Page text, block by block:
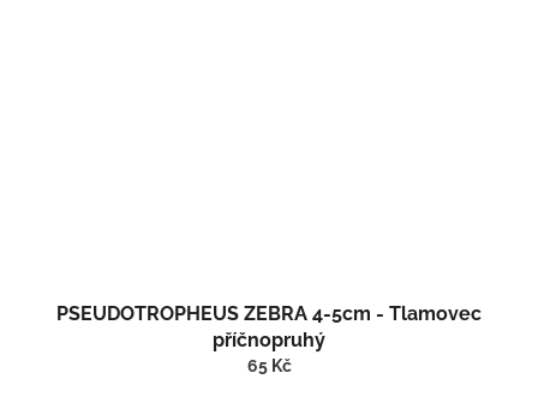
PSEUDOTROPHEUS ZEBRA 4-5cm - Tlamovec
příčnopruhý
65 Kč